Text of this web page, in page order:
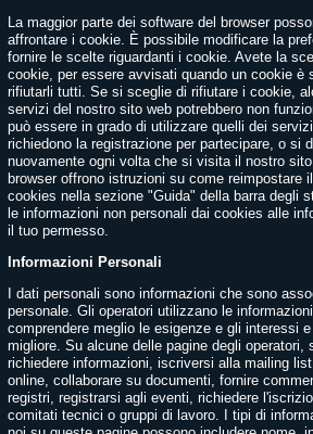
La maggior parte dei software del browser
affrontare i cookie. È possibile modificare la
fornire le scelte riguardanti i cookie. Avete la
cookie, per essere avvisati quando un cookie è
rifiutarli tutti. Se si sceglie di rifiutare i cookie,
servizi del nostro sito web potrebbero non
può essere in grado di utilizzare quelli dei
richiedono la registrazione per partecipare, o si
nuovamente ogni volta che si visita il nostro
browser offrono istruzioni su come reimpostare
cookies nella sezione "Guida" della barra degli
le informazioni non personali dai cookies alle
il tuo permesso.
Informazioni Personali
I dati personali sono informazioni che sono
personale. Gli operatori utilizzano le
comprendere meglio le esigenze e gli interessi
migliore. Su alcune delle pagine degli operatori,
richiedere informazioni, iscriversi alla mailing
online, collaborare su documenti, fornire
registri, registrarsi agli eventi, richiedere
comitati tecnici o gruppi di lavoro. I tipi di